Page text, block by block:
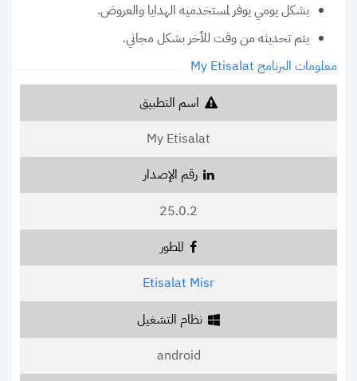
بشكل يومي يوفر لمستخدميه الهدايا والعروض.
يتم تحديثه من وقت للأخر بشكل مجاني.
معلومات البرنامج My Etisalat
اسم التطبيق
My Etisalat
رقم الإصدار
25.0.2
المطور
Etisalat Misr
نظام التشغيل
android